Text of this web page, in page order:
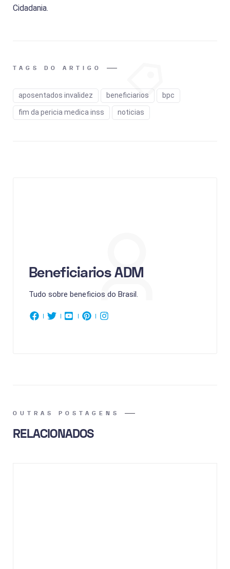
Cidadania.
TAGS DO ARTIGO
aposentados invalidez beneficiarios bpc
fim da pericia medica inss noticias
Beneficiarios ADM
Tudo sobre beneficios do Brasil.
OUTRAS POSTAGENS
RELACIONADOS